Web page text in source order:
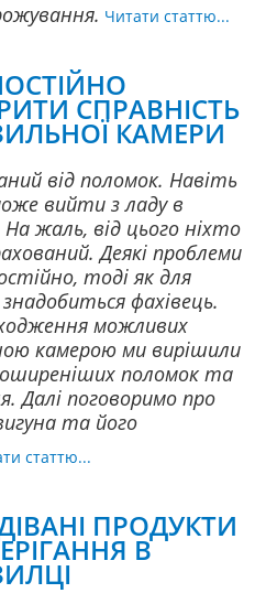
Читати статтю...
СПРАВНІСТЬ
КАМЕРИ
від поломок. Навіть
вийти з ладу в
жаль, від цього ніхто
Деякі проблеми
тоді як для
фахівець.
можливих
камерою ми вирішили
поломок та
Далі поговоримо про
та його
статтю...
ПРОДУКТИ
В